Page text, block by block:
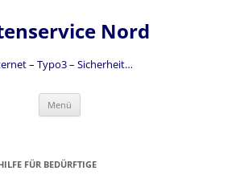
Nord
– Typo3 – Sicherheit…
Menü
FÜR BEDÜRFTIGE